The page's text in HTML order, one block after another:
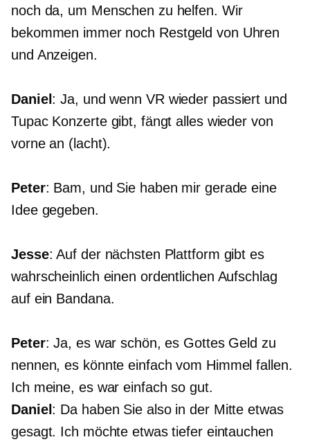
noch da, um Menschen zu helfen. Wir
bekommen immer noch Restgeld von Uhren
und Anzeigen.
Daniel : Ja, und wenn VR wieder passiert und
Tupac Konzerte gibt, fängt alles wieder von
vorne an (lacht).
Peter: Bam, und Sie haben mir gerade eine
Idee gegeben.
Jesse: Auf der nächsten Plattform gibt es
wahrscheinlich einen ordentlichen Aufschlag
auf ein Bandana.
Peter: Ja, es war schön, es Gottes Geld zu
nennen, es könnte einfach vom Himmel fallen.
Ich meine, es war einfach so gut.
Daniel : Da haben Sie also in der Mitte etwas
gesagt. Ich möchte etwas tiefer eintauchen